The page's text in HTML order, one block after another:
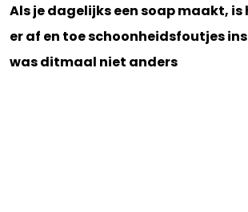
Als je dagelijks een soap maakt,
er af en toe schoonheidsfoutjes
was ditmaal niet anders